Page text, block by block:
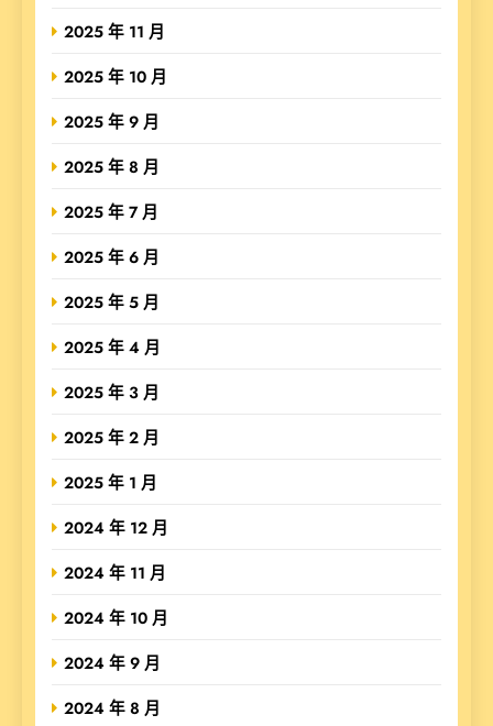
2025 年 11 月
2025 年 10 月
2025 年 9 月
2025 年 8 月
2025 年 7 月
2025 年 6 月
2025 年 5 月
2025 年 4 月
2025 年 3 月
2025 年 2 月
2025 年 1 月
2024 年 12 月
2024 年 11 月
2024 年 10 月
2024 年 9 月
2024 年 8 月